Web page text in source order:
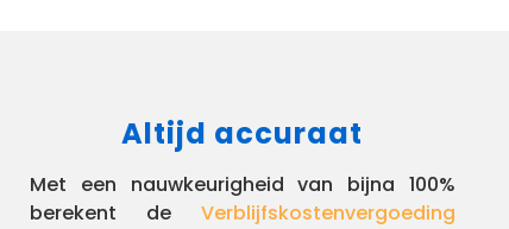
Altijd accuraat
Met een nauwkeurigheid van bijna 100%
berekent deVerblijfskostenvergoeding